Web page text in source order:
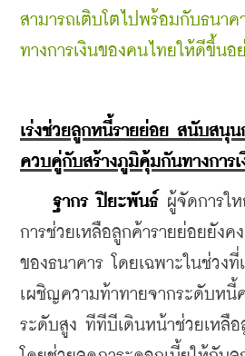
สามารถเติบโตไปพร้อมกับธนา
ทางการเงินของคนไทยให้ดีขึ้นอ
เร่งช่วยลูกหนี้รายย่อย สนับสนุน
ควบคู่กับสร้างภูมิคุ้มกันทางการเ
ฐากร ปิยะพันธ์ ผู้จัดการใ
การช่วยเหลือลูกค้ารายย่อยยังค
ของธนาคาร โดยเฉพาะในช่วงที่
เผชิญความท้าทายจากระดับหนี้
ระดับสูง ทีทีบีเดินหน้าช่วยเหลือ